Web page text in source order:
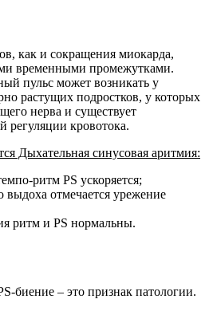
как и сокращения миокарда,
временными промежутками.
пульс может возникать у
растущих подростков, у которых
нерва и существует
регуляции кровотока.
Дыхательная синусовая аритмия:
ритм PS ускоряется;
выдоха отмечается урежение
ритм и PS нормальны.
биение – это признак патологии.